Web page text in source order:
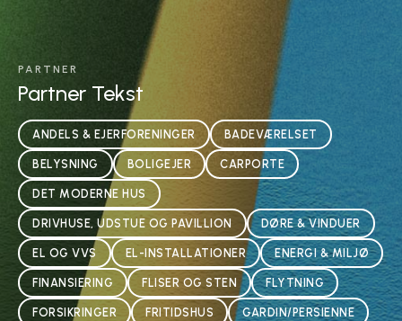
PARTNER
Partner Tekst
ANDELS & EJERFORENINGER BADEVÆRELSET
BELYSNING BOLIGEJER CARPORTE
DET MODERNE HUS
DRIVHUSE, UDSTUE OG PAVILLION DØRE & VINDUER
EL OG VVS EL-INSTALLATIONER ENERGI & MILJØ
FINANSIERING FLISER OG STEN FLYTNING
FORSIKRINGER FRITIDSHUS GARDIN/PERSIENNE